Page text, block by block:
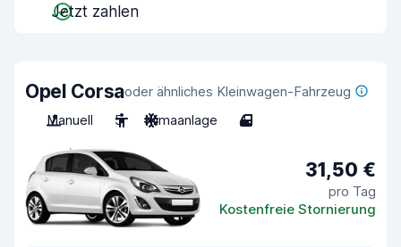
Jetzt zahlen
Opel Corsaoder ähnliches Kleinwagen-Fahrzeug
Manuell
5 Klimaanlage 4
31,50 €
pro Tag
Kostenfreie Stornierung